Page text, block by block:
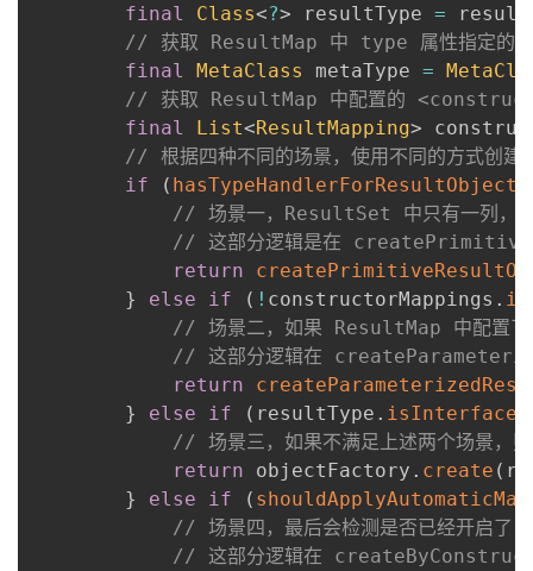
final
Class<?> resultType =
// 获取 ResultMap 中 type 属性指定的结
final
MetaClass metaType =
// 获取 ResultMap 中配置的
final
List<ResultMapping>
// 根据四种不同的场景，使用不同的方式创建
if
( hasTypeHandlerForResultObject
// 场景一，ResultSet 中只有一列，并
// 这部分逻辑是在
return
}
else if ( ! constructorMappings .
// 场景二，如果 ResultMap 中配置了
// 这部分逻辑在
return
}
else if ( resultType . isInterface
// 场景三，如果不满足上述两个场景
return objectFactory . create (
}
else if (
// 场景四，最后会检测是否已经开启了
// 这部分逻辑在